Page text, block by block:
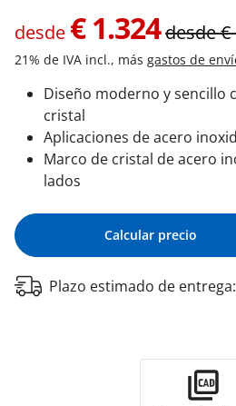
desde €1.324desde€
21% de IVA incl., más gastos de
Diseño moderno y sencillo
cristal
Aplicaciones de acero
Marco de cristal de acero
lados
Calcular precio
Plazo estimado de